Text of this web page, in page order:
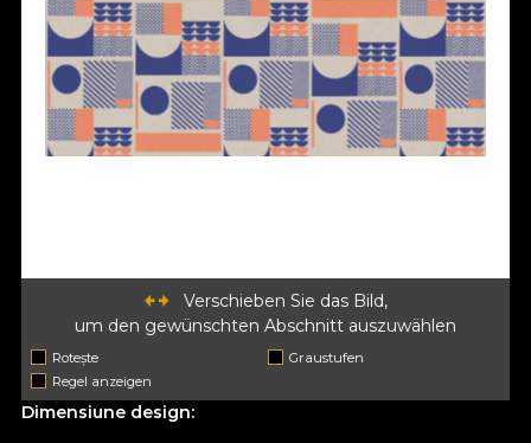
Verschieben Sie das Bild,
um den gewünschten Abschnitt auszuwählen
Rotește
Graustufen
Regel anzeigen
Dimensiune design: